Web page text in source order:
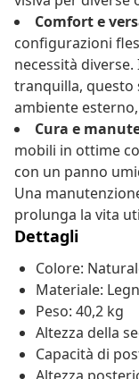
Comfort e
configurazioni
necessità
tranquilla, questo
ambiente
Cura e
mobili in ottime
con un panno
Una
prolunga la vita
Dettagli
Colore:
Materiale:
Peso: 40,2 kg
Altezza della
Capacità di